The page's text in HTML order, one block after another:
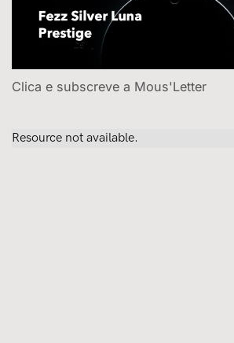
Clica e subscreve a Mous'Letter